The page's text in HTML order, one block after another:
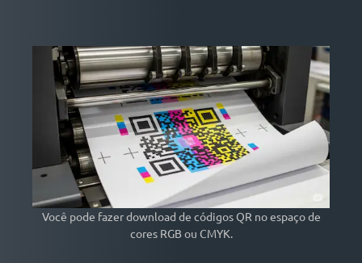
Você pode fazer download de códigos QR no espaço de
cores RGB ou CMYK.